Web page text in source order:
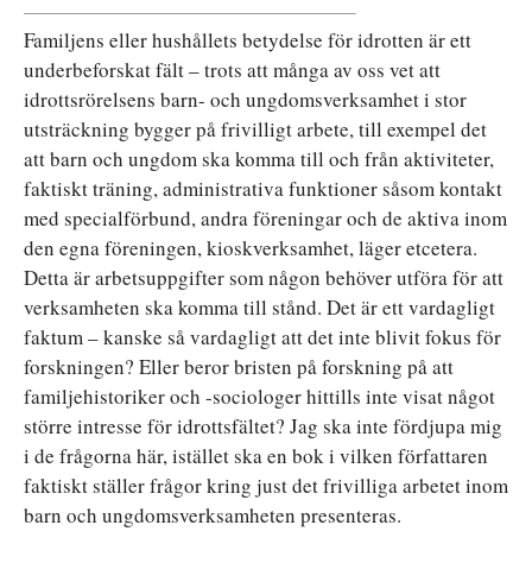
Familjens eller hushållets betydelse för idrotten är ett
underbeforskat fält – trots att många av oss vet att
idrottsrörelsens barn- och ungdomsverksamhet i stor
utsträckning bygger på frivilligt arbete, till exempel det
att barn och ungdom ska komma till och från aktiviteter,
faktiskt träning, administrativa funktioner såsom kontakt
med specialförbund, andra föreningar och de aktiva inom
den egna föreningen, kioskverksamhet, läger etcetera.
Detta är arbetsuppgifter som någon behöver utföra för att
verksamheten ska komma till stånd. Det är ett vardagligt
faktum – kanske så vardagligt att det inte blivit fokus för
forskningen? Eller beror bristen på forskning på att
familjehistoriker och -sociologer hittills inte visat något
större intresse för idrottsfältet? Jag ska inte fördjupa mig
i de frågorna här, istället ska en bok i vilken författaren
faktiskt ställer frågor kring just det frivilliga arbetet inom
barn och ungdomsverksamheten presenteras.